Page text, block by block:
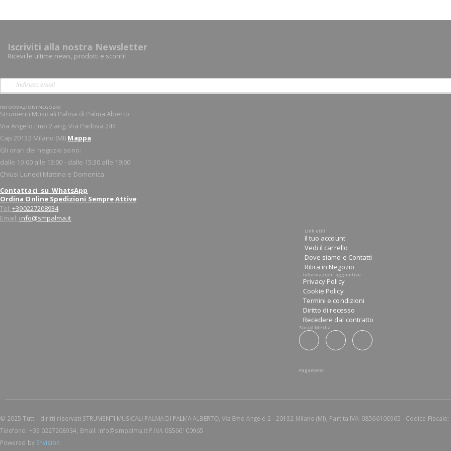
Iscriviti alla nostra Newsletter
Ricevi le ultime news, prodotti e sconti!
INFORMAZIONI NEGOZIO
Strumenti Musicali Palma di Palma Alberto
Via Angelo Emo 2 ang. Via Padova 244
Cap 20132 Milano (MI) Mappa
Gli orari del negozio sono:
dalle 10:00 alle 13:00 - dalle 15:30 alle 19:00
Chiusi Lunedì Mattina e Domenica
Contattaci su WhatsApp
Ordina Online Spedizioni Sempre Attive
Tel:+390227208934
Email: info@smpalma.it
Link utili
Il tuo account
Vedi il carrello
Dove siamo e Contatti
Ritira in Negozio
Informazioni aggiuntive
Privacy Policy
Cookie Policy
Termini e condizioni
Diritto di recesso
Recedere dal contratto
Social Media
Pagamenti
© 2025 Tutti i diritti riservati STRUMENTI MUSICALI PALMA DI PALMA ALBERTO, Via Emo Angelo 2 - 20132 Milano (MI), Partita IVA: 08566100965 - Codice
Telefono: +39 0227208934, Email: info@smpalma.it P.IVA 08566100965
Powered by Envision